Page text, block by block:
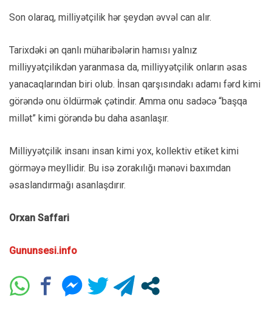
Son olaraq, milliyətçilik hər şeydən əvvəl can alır.
Tarixdəki ən qanlı müharibələrin hamısı yalnız
milliyyətçilikdən yaranmasa da, milliyyətçilik onların əsas
yanacaqlarından biri olub. İnsan qarşısındakı adamı fərd kimi
görəndə onu öldürmək çətindir. Amma onu sadəcə “başqa
millət” kimi görəndə bu daha asanlaşır.
Milliyyətçilik insanı insan kimi yox, kollektiv etiket kimi
görməyə meyllidir. Bu isə zorakılığı mənəvi baxımdan
əsaslandırmağı asanlaşdırır.
Orxan Saffari
Gununsesi.info